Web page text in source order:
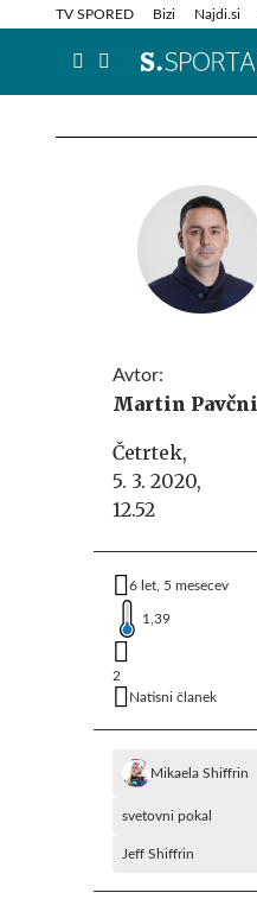
TV SPORED Bizi Najdi.si
Info in obvestila
Avtor:
Martin
Četrtek,
5. 3. 2020,
12.52
6 let, 5 mesecev
1,39
2
Natisni članek
Mikaela Shiffrin
svetovni pokal
Jeff Shiffrin